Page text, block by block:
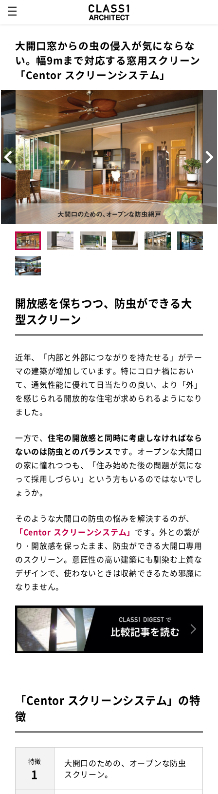
大開口窓からの虫の侵入が気にならな
い。幅9mまで対応する窓用スクリーン
「Centor スクリーンシステム」
開放感を保ちつつ、防虫ができる大
型スクリーン
近年、「内部と外部につながりを持たせる」がテー
マの建築が増加しています。特にコロナ禍におい
て、通気性能に優れて日当たりの良い、より「外」
を感じられる開放的な住宅が求められるようになり
ました。
一方で、 住宅の開放感と同時に考慮しなければなら
ないのは防虫とのバランスです。オープンな大開口
の家に憧れつつも、「住み始めた後の問題が気にな
って採用しづらい」という方もいるのではないでし
ょうか。
そのような大開口の防虫の悩みを解決するのが、
「Centor スクリーンシステム」 です。外との繋が
り・開放感を保ったまま、防虫ができる大開口専用
のスクリーン。意匠性の高い建築にも馴染む上質な
デザインで、使わないときは収納できるため邪魔に
なりません。
「Centor スクリーンシステム」の特
徴
特徴
1
大開口のための、オープンな防虫
スクリーン。